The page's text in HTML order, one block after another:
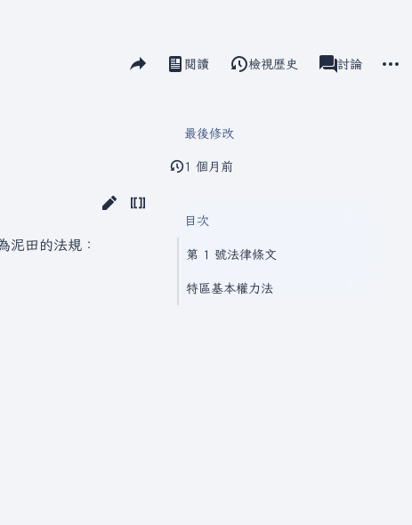
分享此頁面
視圖閱讀 檢視歷史 associated-
頁面
討論
泥田的法規：
最後修改
1 個月前
目次
第 1 號法律條文
特區基本權力法